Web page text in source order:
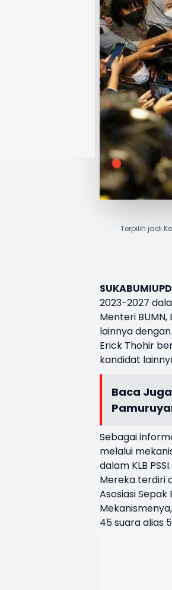
Terpilih jadi
2023-2027
Menteri
lainnya
Erick Thohir
kandidat
Baca
Sebagai
melalui
dalam KLB PSSI.
Mereka terdiri
Asosiasi Sepak
45 suara alias